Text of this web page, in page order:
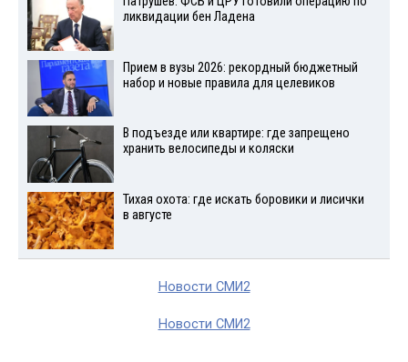
ликвидации бен Ладена
Прием в вузы 2026: рекордный бюджетный
набор и новые правила для целевиков
В подъезде или квартире: где запрещено
хранить велосипеды и коляски
Тихая охота: где искать боровики и лисички
в августе
Новости СМИ2
Новости СМИ2